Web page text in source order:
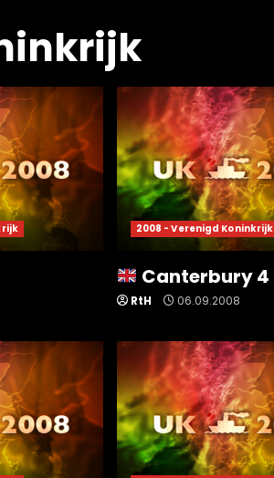
2008 - Verenigd Koninkrijk
Canterbury 4
RtH 06.09.2008